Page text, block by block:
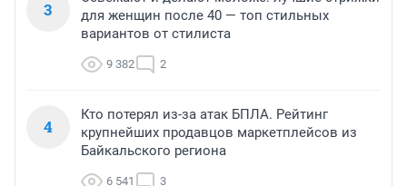
3
для женщин после 40 — топ стильных
вариантов от стилиста
9 382 2
4
Кто потерял из-за атак БПЛА. Рейтинг
крупнейших продавцов маркетплейсов из
Байкальского региона
6 541 3